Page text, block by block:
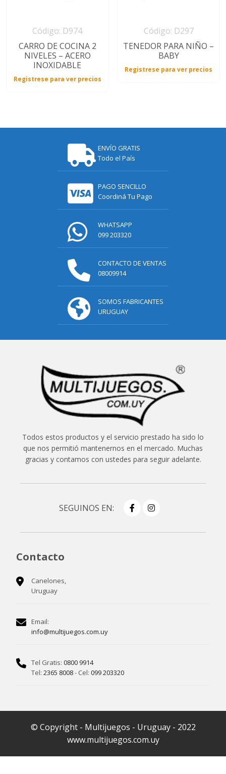
Código: D974
CARRO DE COCINA 2
NIVELES – ACERO
INOXIDABLE
Registrese para ver precios
Código: D297
TENEDOR PARA NIÑO –
BABY
Registrese para ver precios
ENVÍO GRATIS
Todo el País
PAGO SENCILLO
Coordiná Tu Pago
WHATSAPP
099 203320
CONTACTO DE VENTAS
08009914
SOMOS FABRICANTES
URUGUAY
Todos estos productos y el servicio prestado ha sido lo
que nos permitió mantenernos en el mercado. Muchas
gracias y contamos con ustedes para seguir adelante.
SEGUINOS EN:
Contacto
Canelones,
Uruguay
Email:
info@multijuegos.com.uy
Tel Gratis: 0800 9914
Tel: 2365 8008- Cel: 099 203320
© Copyright - Multijuegos - Uruguay - 2022
www.multijuegos.com.uy